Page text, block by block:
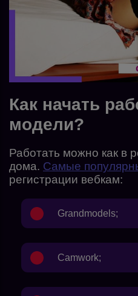
Как начать
модели?
Работать можно как в
дома. Самые
регистрации вебкам:
Grandmodels;
Camwork;